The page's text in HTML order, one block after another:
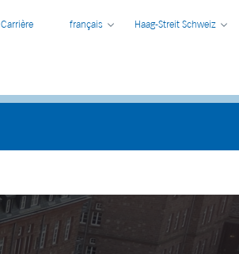
Carrière français Haag-Streit Schweiz